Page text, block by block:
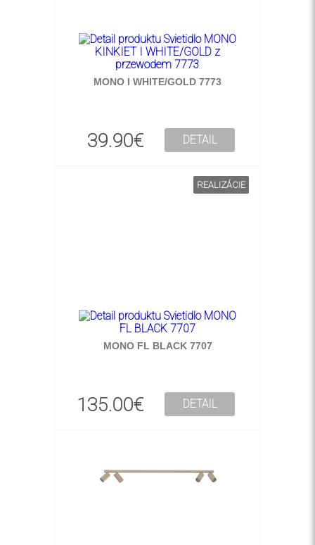
MONO I WHITE/GOLD 7773
39.90€ DETAIL
REALIZÁCIE
MONO FL BLACK 7707
135.00€ DETAIL